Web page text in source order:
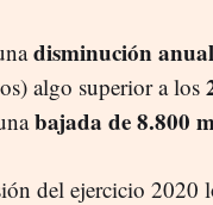
disminución
algo superior a los
bajada de 8.800
del ejercicio 2020